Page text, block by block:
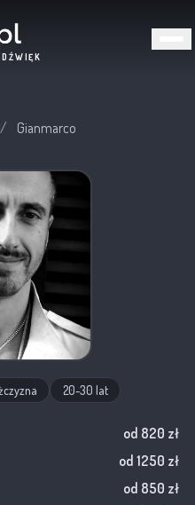
/ Gianmarco
20-30 lat
od 820 zł
od 1250 zł
od 850 zł